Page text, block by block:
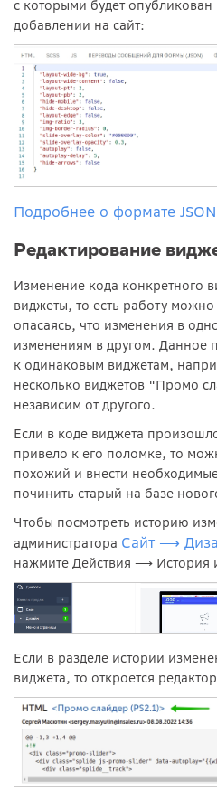
с которыми будет опубликован
добавлении на сайт:
Подробнее о формате JSON
Редактирование
Изменение кода конкретного
виджеты, то есть работу
опасаясь, что изменения в
изменениям в другом. Данное
к одинаковым виджетам,
несколько виджетов "Промо
независим от другого.
Если в коде виджета
привело к его поломке, то
похожий и внести
починить старый на базе
Чтобы посмотреть историю
администратора Сайт ⟶
нажмите Действия ⟶ История
Если в разделе истории
виджета, то откроется